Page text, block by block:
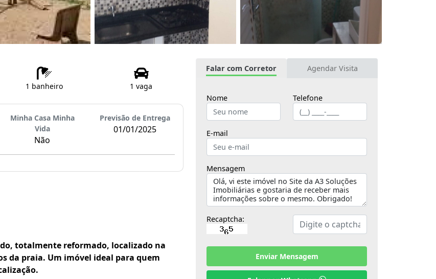
1 banheiro 1 vaga
Minha Casa Minha
Vida
Não
Previsão de Entrega
01/01/2025
totalmente reformado, localizado na
da praia. Um imóvel ideal para quem
Falar com Corretor Agendar Visita
Nome Telefone
E-mail
Mensagem
Recaptcha:
Enviar Mensagem